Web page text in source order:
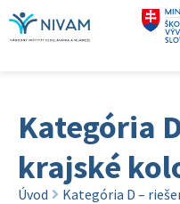
Kategória
krajské
Úvod Kategória D –